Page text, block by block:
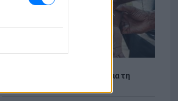
Προφυλακίστηκε ο Αφγανός για τη